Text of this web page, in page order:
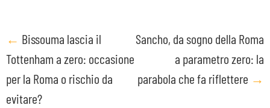
Post
navigation
← Bissouma lascia il
Tottenham a zero: occasione
per la Roma o rischio da
evitare?
Sancho, da sogno della Roma
a parametro zero: la
parabola che fa riflettere →